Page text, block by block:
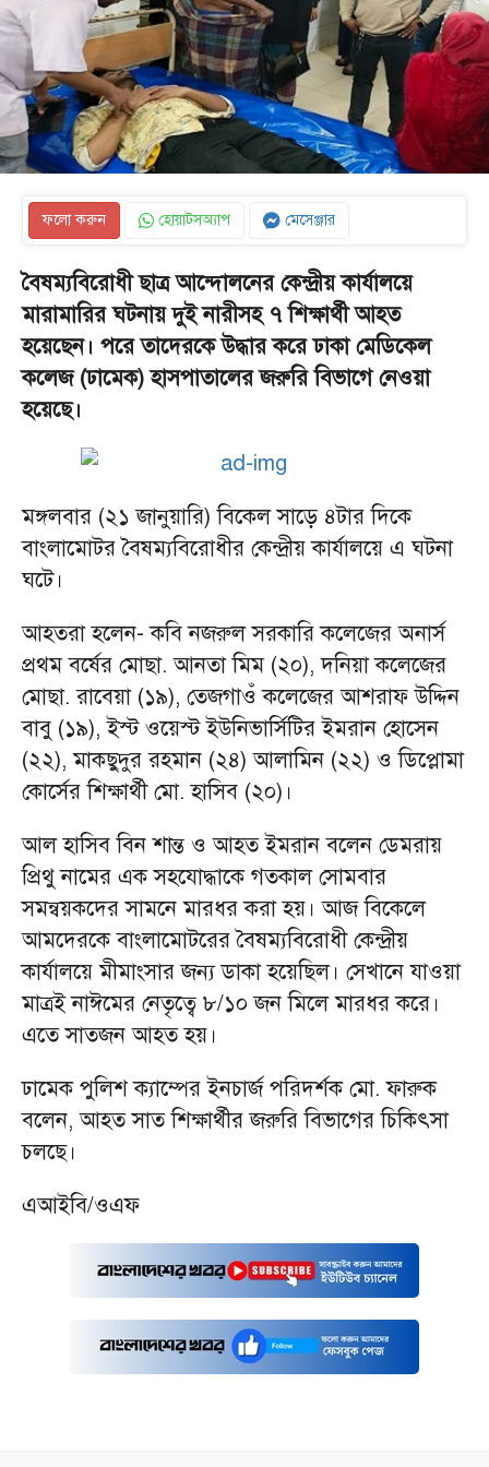
ফলো করুন হোয়াটসঅ্যাপ মেসেঞ্জার
বৈষম্যবিরোধী ছাত্র আন্দোলনের কেন্দ্রীয় কার্যালয়ে
মারামারির ঘটনায় দুই নারীসহ ৭ শিক্ষার্থী আহত
হয়েছেন। পরে তাদেরকে উদ্ধার করে ঢাকা মেডিকেল
কলেজ (ঢামেক) হাসপাতালের জরুরি বিভাগে নেওয়া
হয়েছে।
মঙ্গলবার (২১ জানুয়ারি) বিকেল সাড়ে ৪টার দিকে
বাংলামোটর বৈষম্যবিরোধীর কেন্দ্রীয় কার্যালয়ে এ ঘটনা
ঘটে।
আহতরা হলেন- কবি নজরুল সরকারি কলেজের অনার্স
প্রথম বর্ষের মোছা. আনতা মিম (২০), দনিয়া কলেজের
মোছা. রাবেয়া (১৯), তেজগাওঁ কলেজের আশরাফ উদ্দিন
বাবু (১৯), ইস্ট ওয়েস্ট ইউনিভার্সিটির ইমরান হোসেন
(২২), মাকছুদুর রহমান (২৪) আলামিন (২২) ও ডিপ্লোমা
কোর্সের শিক্ষার্থী মো. হাসিব (২০)।
আল হাসিব বিন শান্ত ও আহত ইমরান বলেন ডেমরায়
প্রিথু নামের এক সহযোদ্ধাকে গতকাল সোমবার
সমন্বয়কদের সামনে মারধর করা হয়। আজ বিকেলে
আমদেরকে বাংলামোটরের বৈষম্যবিরোধী কেন্দ্রীয়
কার্যালয়ে মীমাংসার জন্য ডাকা হয়েছিল। সেখানে যাওয়া
মাত্রই নাঈমের নেতৃত্বে ৮/১০ জন মিলে মারধর করে।
এতে সাতজন আহত হয়।
ঢামেক পুলিশ ক্যাম্পের ইনচার্জ পরিদর্শক মো. ফারুক
বলেন, আহত সাত শিক্ষার্থীর জরুরি বিভাগের চিকিৎসা
চলছে।
এআইবি/ওএফ